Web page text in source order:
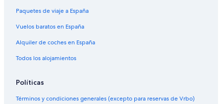
Paquetes de viaje a España
Vuelos baratos en España
Alquiler de coches en España
Todos los alojamientos
Políticas
Términos y condiciones generales (excepto para reservas de Vrbo)